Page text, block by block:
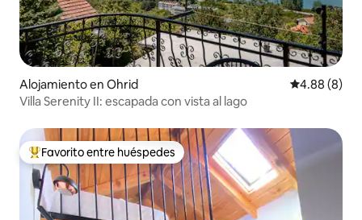
Alojamiento en Ohrid Calificación
4.88 (8)
Villa Serenity II: escapada con vista al lago
Favorito entre huéspedes preferido
Favorito entre huéspedes